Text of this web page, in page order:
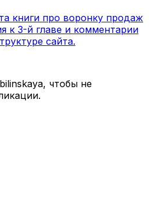
книги про воронку продаж
к 3-й главе и комментарии
сайта.
чтобы не